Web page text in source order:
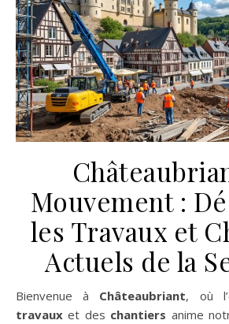
Mouvement :
les Travaux et
Actuels de la
Bienvenue à Châteaubriant, où
travaux et des chantiers anime